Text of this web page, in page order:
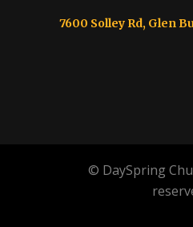
7600 Solley Rd, Glen
© DaySpring